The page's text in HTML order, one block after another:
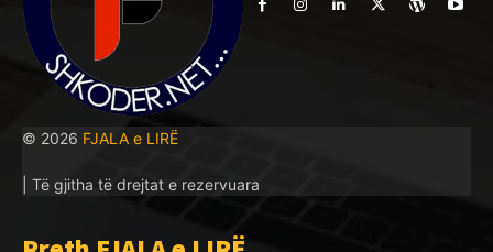
© 2026 FJALA e LIRË
| Të gjitha të drejtat e rezervuara